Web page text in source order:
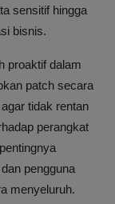
sensitif hingga
bisnis.
proaktif dalam
patch secara
tidak rentan
perangkat
pengguna
menyeluruh.